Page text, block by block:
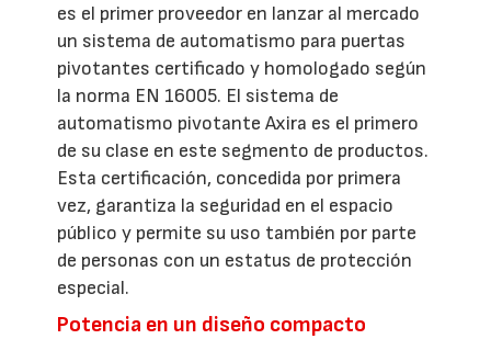
es el primer proveedor en lanzar al mercado
un sistema de automatismo para puertas
pivotantes certificado y homologado según
la norma EN 16005. El sistema de
automatismo pivotante Axira es el primero
de su clase en este segmento de productos.
Esta certificación, concedida por primera
vez, garantiza la seguridad en el espacio
público y permite su uso también por parte
de personas con un estatus de protección
especial.
Potencia en un diseño compacto